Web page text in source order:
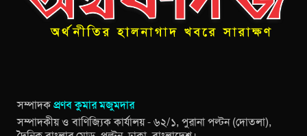
সম্পাদকপ্রণব কুমার মজুমদার
সম্পাদকীয় ও বাণিজ্যিক কার্যালয় - ৬২/১, পুরানা পল্টন (দোতলা),